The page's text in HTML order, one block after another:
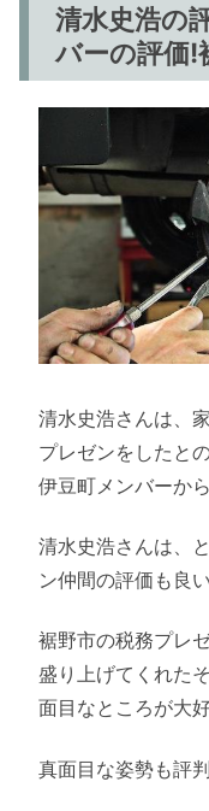
清水史浩の
バーの評価!
清水史浩さんは、
プレゼンをしたと
伊豆町メンバーか
清水史浩さんは、
ン仲間の評価も良い
裾野市の税務プレ
盛り上げてくれた
面目なところが大好
真面目な姿勢も評